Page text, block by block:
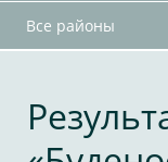
Все районы